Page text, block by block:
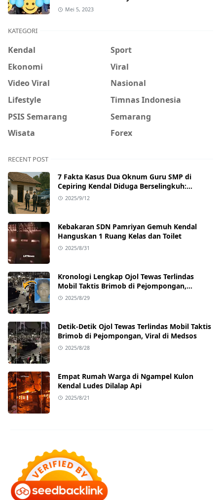
Mei 5, 2023
KATEGORI
Kendal
Sport
Ekonomi
Viral
Video Viral
Nasional
Lifestyle
Timnas Indonesia
PSIS Semarang
Semarang
Wisata
Forex
RECENT POST
7 Fakta Kasus Dua Oknum Guru SMP di
Cepiring Kendal Diduga Berselingkuh:
Kronologi, Pengakuan, hingga Sanksi
2025/9/12
Kebakaran SDN Pamriyan Gemuh Kendal
Hanguskan 1 Ruang Kelas dan Toilet
2025/8/31
Kronologi Lengkap Ojol Tewas Terlindas
Mobil Taktis Brimob di Pejompongan,
Ternyata Sedang Antar Orderan
2025/8/29
Detik-Detik Ojol Tewas Terlindas Mobil Taktis
Brimob di Pejompongan, Viral di Medsos
2025/8/28
Empat Rumah Warga di Ngampel Kulon
Kendal Ludes Dilalap Api
2025/8/21